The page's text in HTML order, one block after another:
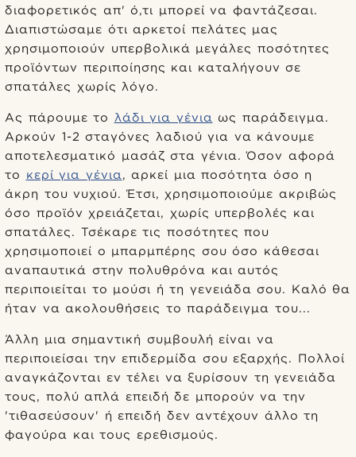
διαφορετικός απ' ό,τι μπορεί να φαντάζεσαι.
Διαπιστώσαμε ότι αρκετοί πελάτες μας
χρησιμοποιούν υπερβολικά μεγάλες ποσότητες
προϊόντων περιποίησης και καταλήγουν σε
σπατάλες χωρίς λόγο.
Ας πάρουμε το λάδι για γένια ως παράδειγμα.
Αρκούν 1-2 σταγόνες λαδιού για να κάνουμε
αποτελεσματικό μασάζ στα γένια. Όσον αφορά
το κερί για γένια, αρκεί μια ποσότητα όσο η
άκρη του νυχιού. Έτσι, χρησιμοποιούμε ακριβώς
όσο προϊόν χρειάζεται, χωρίς υπερβολές και
σπατάλες. Τσέκαρε τις ποσότητες που
χρησιμοποιεί ο μπαρμπέρης σου όσο κάθεσαι
αναπαυτικά στην πολυθρόνα και αυτός
περιποιείται το μούσι ή τη γενειάδα σου. Καλό θα
ήταν να ακολουθήσεις το παράδειγμα του...
Άλλη μια σημαντική συμβουλή είναι να
περιποιείσαι την επιδερμίδα σου εξαρχής. Πολλοί
αναγκάζονται εν τέλει να ξυρίσουν τη γενειάδα
τους, πολύ απλά επειδή δε μπορούν να την
'τιθασεύσουν' ή επειδή δεν αντέχουν άλλο τη
φαγούρα και τους ερεθισμούς.